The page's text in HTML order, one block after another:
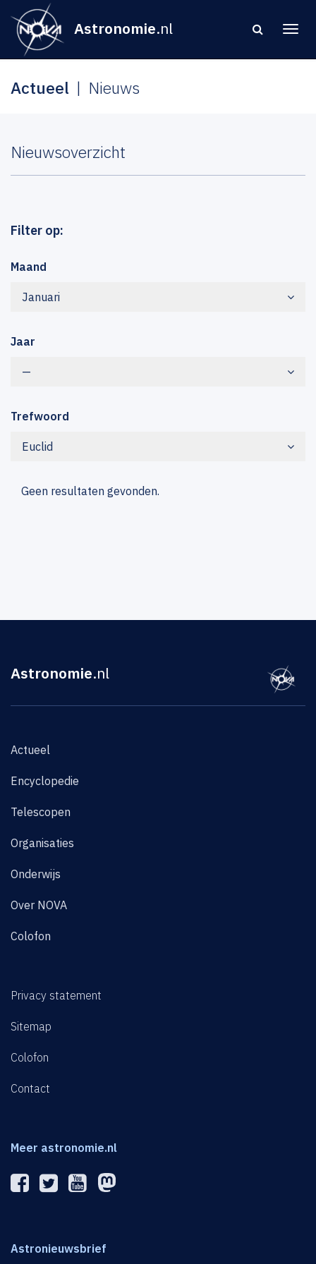
Astronomie.nl
Actueel Nieuws
Nieuwsoverzicht
Filter op:
Maand
Januari
Jaar
—
Trefwoord
Euclid
Geen resultaten gevonden.
Astronomie.nl
Actueel
Encyclopedie
Telescopen
Organisaties
Onderwijs
Over NOVA
Colofon
Privacy statement
Sitemap
Colofon
Contact
Meer astronomie.nl
Astronieuwsbrief